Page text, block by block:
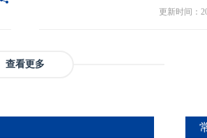
制，能够推
与多维度异
弱，表明
赖。第三，
更新时间：
查看更多